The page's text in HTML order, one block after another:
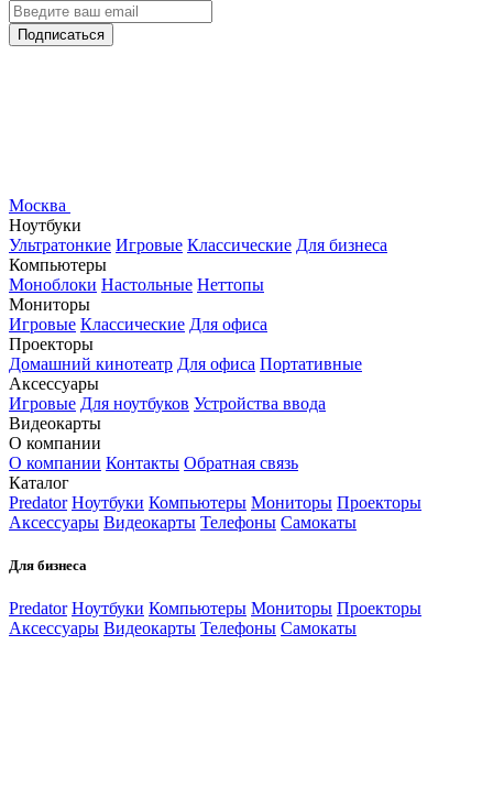
Подписаться
Москва
Ноутбуки
Ультратонкие Игровые Классические Для бизнеса
Компьютеры
Моноблоки Настольные Неттопы
Мониторы
Игровые Классические Для офиса
Проекторы
Домашний кинотеатр Для офиса Портативные
Аксессуары
Игровые Для ноутбуков Устройства ввода
Видеокарты
О компании
О компании Контакты Обратная связь
Каталог
Predator Ноутбуки Компьютеры Мониторы Проекторы
Аксессуары Видеокарты Телефоны Самокаты
Для бизнеса
Predator Ноутбуки Компьютеры Мониторы Проекторы
Аксессуары Видеокарты Телефоны Самокаты